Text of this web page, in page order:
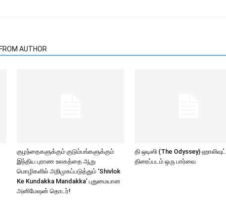
AUTHOR
குழந்தைகளுக்கும் குடும்பங்களுக்கும்
இந்திய புராண உலகத்தை ஆறு
மொழிகளில் அறிமுகப்படுத்தும் ‘Shivlok
Ke Kundakka Mandakka’ புதுமையான
அனிமேஷன் தொடர்!
தி ஒடிஸி (The Odyssey) ஹாலிவுட்
திரைப்படம் ஒரு பார்வை